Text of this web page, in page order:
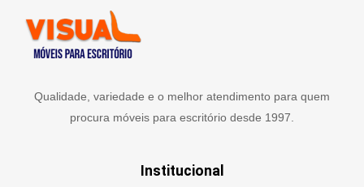
Qualidade, variedade e o melhor atendimento para quem
procura móveis para escritório desde 1997.
Institucional